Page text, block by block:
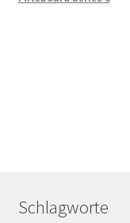
Schlagworte